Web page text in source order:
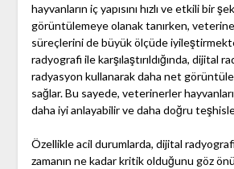
hayvanların iç yapısını hızlı ve etkili bir
görüntülemeye olanak tanırken,
süreçlerini de büyük ölçüde
radyografi ile karşılaştırıldığında, dijital
radyasyon kullanarak daha net
sağlar. Bu sayede, veterinerler
daha iyi anlayabilir ve daha doğru
Özellikle acil durumlarda, dijital
zamanın ne kadar kritik olduğunu göz